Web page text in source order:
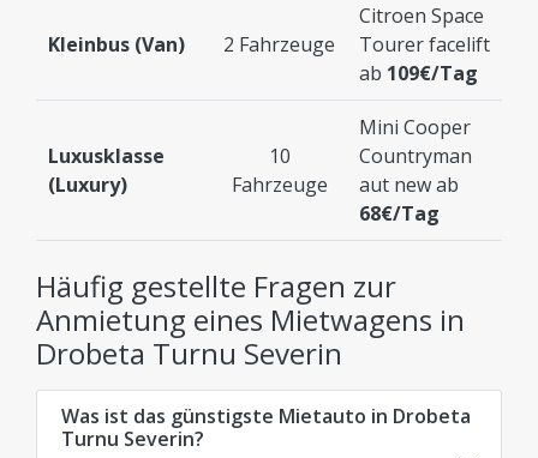
Kleinbus (Van) 2 Fahrzeuge
Citroen Space
Tourer facelift
ab 109€/Tag
Luxusklasse
(Luxury)
10
Fahrzeuge
Mini Cooper
Countryman
aut new ab
68€/Tag
Häufig gestellte Fragen zur
Anmietung eines Mietwagens in
Drobeta Turnu Severin
Was ist das günstigste Mietauto in Drobeta
Turnu Severin?